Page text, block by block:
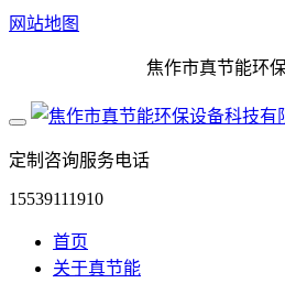
网站地图
焦作市真节能环
定制咨询服务电话
15539111910
首页
关于真节能